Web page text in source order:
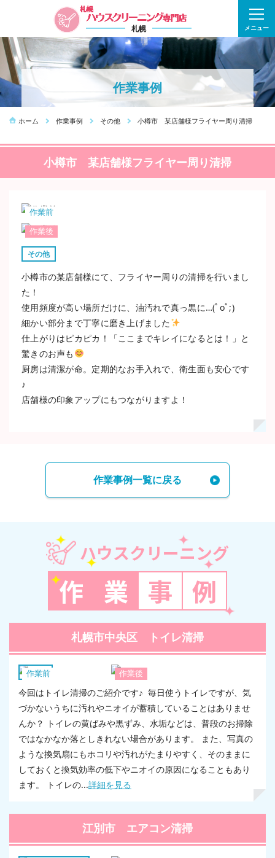
札幌 メニュー
作業事例
ホーム 作業事例 その他 小樽市 某店舗様フライヤー周り清掃
小樽市 某店舗様フライヤー周り清掃
作業前
作業後
その他
小樽市の某店舗様にて、フライヤー周りの清掃を行いまし
た！
使用頻度が高い場所だけに、油汚れで真っ黒に…(ﾟoﾟ;)
細かい部分まで丁寧に磨き上げました
仕上がりはピカピカ！「ここまでキレイになるとは！」と
驚きのお声も
厨房は清潔が命。定期的なお手入れで、衛生面も安心です
♪
店舗様の印象アップにもつながりますよ！
作業事例一覧に戻る
ハウスクリーニング
作 業 事 例
札幌市中央区 トイレ清掃
作業前 作業後
換気扇
今回はトイレ清掃のご紹介です♪ 毎日使うトイレですが、気
づかないうちに汚れやニオイが蓄積していることはありませ
んか？ トイレの黄ばみや黒ずみ、水垢などは、普段のお掃除
ではなかなか落としきれない場合があります。 また、写真の
ような換気扇にもホコリや汚れがたまりやすく、そのままに
しておくと換気効率の低下やニオイの原因になることもあり
ます。 トイレの...詳細を見る
江別市 エアコン清掃